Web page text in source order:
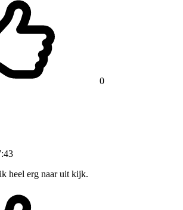
0
heel erg naar uit kijk.